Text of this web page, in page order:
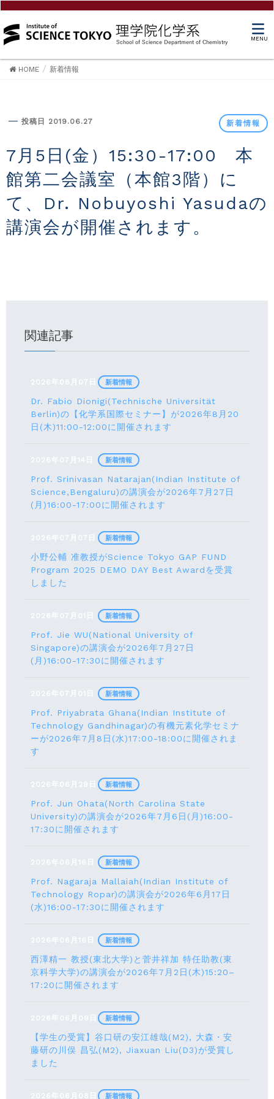
MENU
HOME 新着情報
投稿日 2019.06.27 新着情報
7月5日(金）15:30-17:00 本
館第二会議室（本館3階）に
て、Dr. Nobuyoshi Yasudaの
講演会が開催されます。
関連記事
2026年08月07日
Dr. Fabio Dionigi(Technische Universität
Berlin)の【化学系国際セミナー】が2026年8⽉20
⽇(⽊)11:00-12:00に開催されます
新着情報
2026年07月14日
Prof. Srinivasan Natarajan(Indian Institute of
Science,Bengaluru)の講演会が2026年7月27⽇
(月)16:00-17:00に開催されます
新着情報
2026年07月07日
小野公輔 准教授がScience Tokyo GAP FUND
Program 2025 DEMO DAY Best Awardを受賞
しました
新着情報
2026年07月01日
Prof. Jie WU(National University of
Singapore)の講演会が2026年7月27日
(月)16:00-17:30に開催されます
新着情報
2026年07月01日
Prof. Priyabrata Ghana(Indian Institute of
Technology Gandhinagar)の有機元素化学セミナ
ーが2026年7月8日(水)17:00-18:00に開催されま
す
新着情報
2026年06月29日
Prof. Jun Ohata(North Carolina State
University)の講演会が2026年7月6日(月)16:00-
17:30に開催されます
新着情報
2026年06月16日
Prof. Nagaraja Mallaiah(Indian Institute of
Technology Ropar)の講演会が2026年6月17⽇
(水)16:00-17:30に開催されます
新着情報
2026年06月16日
西澤精一 教授(東北大学)と菅井祥加 特任助教(東
京科学大学)の講演会が2026年7月2日(木)15:20–
17:20に開催されます
新着情報
2026年06月09日
【学生の受賞】谷口研の安江雄哉(M2), 大森・安
藤研の川俣 昌弘(M2), Jiaxuan Liu(D3)が受賞し
ました
新着情報
2026年06月08日 新着情報